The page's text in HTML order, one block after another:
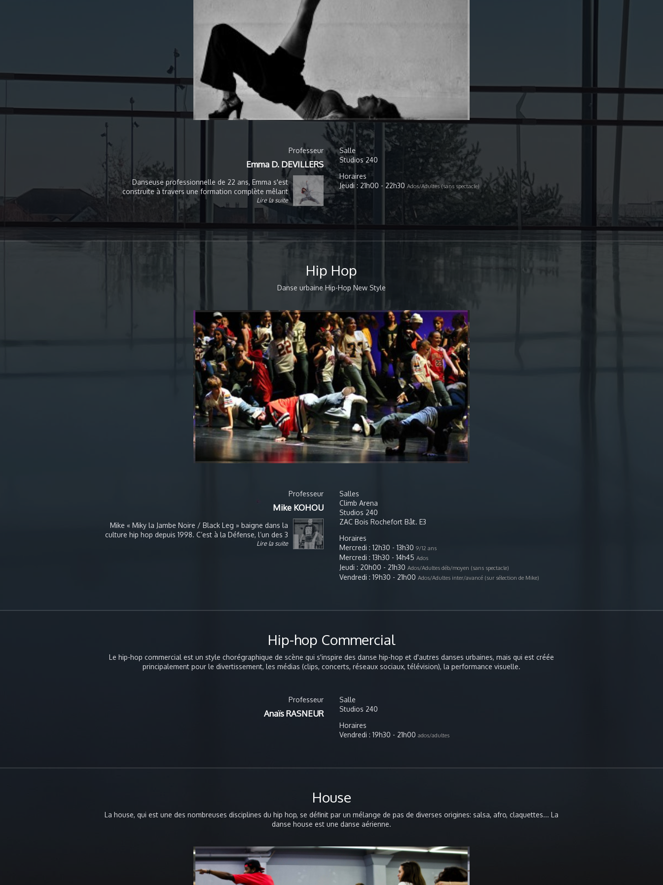
Professeur
Emma D. DEVILLERS
Danseuse professionnelle de 22 ans, Emma s'est
construite à travers une formation complète mêlant
danse académique et urbaine. Son parcours lui a permis
d’évoluer sur des scènes prestigieuses et de participer à
notamment dansé pour des émissions de télévision telles
avec plusieurs saisons à Disneyland Paris (Pixar Together
événements en France. Chaque projet a enrichi sa
technique, sa polyvalence et son sens de la scène.
Aujourd’hui, elle continue de vivre sa passion à travers
des expériences artistiques variées, avec l’envie constante
de transmettre l’énergie, l’exigen
Lire la suite
Salle
Studios 240
Horaires
Jeudi : 21h00 - 22h30 Ados/Adultes (sans spectacle)
Hip Hop
Danse urbaine Hip-Hop New Style
Professeur
Mike KOHOU
Mike « Miky la Jambe Noire / Black Leg » baigne dans la
culture hip hop depuis 1998. C’est à la Défense, l’un des 3
lieux les plus mythiques de la danse hip hop «
membre du collectif Section C en 2012. Danseur
LET’S DANCE » à Paris et donne régulièrement des stages
à l’international. Il a pu diversifier son expérience en
collaborant avec de jeunes artistes notamment en
chorégraphiant et participant au clip d’une jeune
Lire la suite
Salles
Climb Arena
Studios 240
ZAC Bois Rochefort Bât. E3
Horaires
Mercredi : 12h30 - 13h30 9/12 ans
Mercredi : 13h30 - 14h45 Ados
Jeudi : 20h00 - 21h30 Ados/Adultes déb/moyen (sans spectacle)
Vendredi : 19h30 - 21h00 Ados/Adultes inter/avancé (sur sélection de Mike)
Hip-hop Commercial
Le hip-hop commercial est un style chorégraphique de scène qui s'inspire des danse hip-hop et d'autres danses urbaines, mais qui est créée
principalement pour le divertissement, les médias (clips, concerts, réseaux sociaux, télévision), la performance visuelle.
Professeur
Anaïs RASNEUR
Salle
Studios 240
Horaires
Vendredi : 19h30 - 21h00 ados/adultes
House
La house, qui est une des nombreuses disciplines du hip hop, se définit par un mélange de pas de diverses origines: salsa, afro, claquettes... La
danse house est une danse aérienne.